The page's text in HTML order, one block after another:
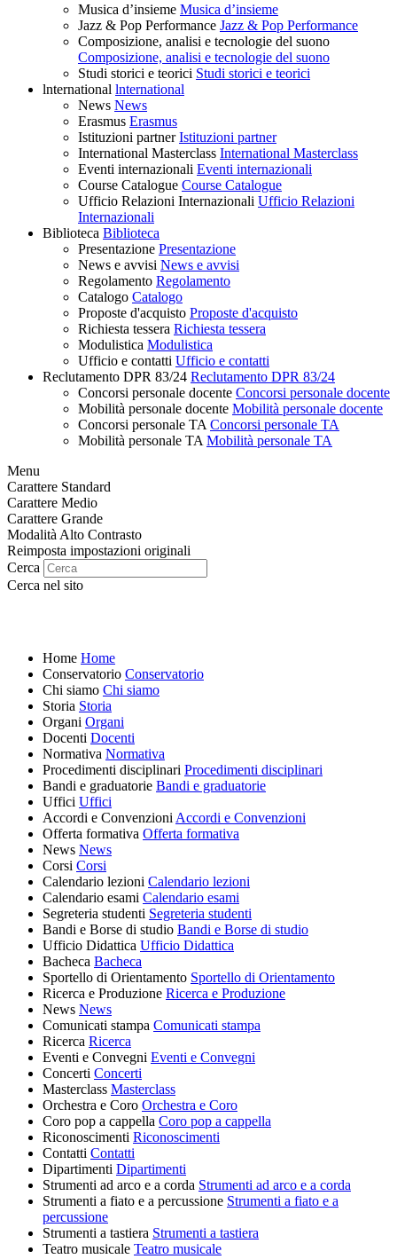
Musica d’insieme Musica d’insieme
Jazz & Pop Performance Jazz & Pop Performance
Composizione, analisi e tecnologie del suono
Composizione, analisi e tecnologie del suono
Studi storici e teorici Studi storici e teorici
lnternational lnternational
News News
Erasmus Erasmus
Istituzioni partner Istituzioni partner
International Masterclass International Masterclass
Eventi internazionali Eventi internazionali
Course Catalogue Course Catalogue
Ufficio Relazioni Internazionali Ufficio Relazioni
Internazionali
Biblioteca Biblioteca
Presentazione Presentazione
News e avvisi News e avvisi
Regolamento Regolamento
Catalogo Catalogo
Proposte d'acquisto Proposte d'acquisto
Richiesta tessera Richiesta tessera
Modulistica Modulistica
Ufficio e contatti Ufficio e contatti
Reclutamento DPR 83/24 Reclutamento DPR 83/24
Concorsi personale docente Concorsi personale docente
Mobilità personale docente Mobilità personale docente
Concorsi personale TA Concorsi personale TA
Mobilità personale TA Mobilità personale TA
Menu
Carattere Standard
Carattere Medio
Carattere Grande
Modalità Alto Contrasto
Reimposta impostazioni originali
Cerca
Cerca nel sito
Home Home
Conservatorio Conservatorio
Chi siamo Chi siamo
Storia Storia
Organi Organi
Docenti Docenti
Normativa Normativa
Procedimenti disciplinari Procedimenti disciplinari
Bandi e graduatorie Bandi e graduatorie
Uffici Uffici
Accordi e Convenzioni Accordi e Convenzioni
Offerta formativa Offerta formativa
News News
Corsi Corsi
Calendario lezioni Calendario lezioni
Calendario esami Calendario esami
Segreteria studenti Segreteria studenti
Bandi e Borse di studio Bandi e Borse di studio
Ufficio Didattica Ufficio Didattica
Bacheca Bacheca
Sportello di Orientamento Sportello di Orientamento
Ricerca e Produzione Ricerca e Produzione
News News
Comunicati stampa Comunicati stampa
Ricerca Ricerca
Eventi e Convegni Eventi e Convegni
Concerti Concerti
Masterclass Masterclass
Orchestra e Coro Orchestra e Coro
Coro pop a cappella Coro pop a cappella
Riconoscimenti Riconoscimenti
Contatti Contatti
Dipartimenti Dipartimenti
Strumenti ad arco e a corda Strumenti ad arco e a corda
Strumenti a fiato e a percussione Strumenti a fiato e a
percussione
Strumenti a tastiera Strumenti a tastiera
Teatro musicale Teatro musicale